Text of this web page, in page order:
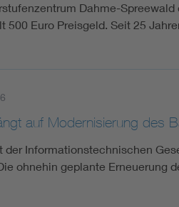
Dahme-
500 Euro Preisgeld. Seit 25
auf Modernisierung des
der Informationstechnischen
ohnehin geplante Erneuerung